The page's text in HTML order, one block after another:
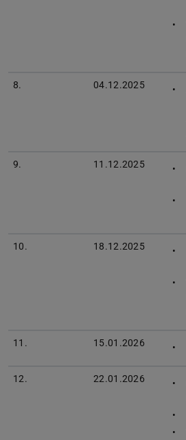
8. 04.12.2025
9. 11.12.2025
10. 18.12.2025
11. 15.01.2026
12. 22.01.2026